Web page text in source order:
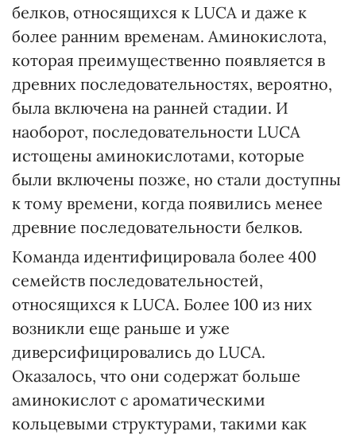
белков, относящихся к LUCA и даже к
более ранним временам. Аминокислота,
которая преимущественно появляется в
древних последовательностях, вероятно,
была включена на ранней стадии. И
наоборот, последовательности LUCA
истощены аминокислотами, которые
были включены позже, но стали доступны
к тому времени, когда появились менее
древние последовательности белков.
Команда идентифицировала более 400
семейств последовательностей,
относящихся к LUCA. Более 100 из них
возникли еще раньше и уже
диверсифицировались до LUCA.
Оказалось, что они содержат больше
аминокислот с ароматическими
кольцевыми структурами, такими как